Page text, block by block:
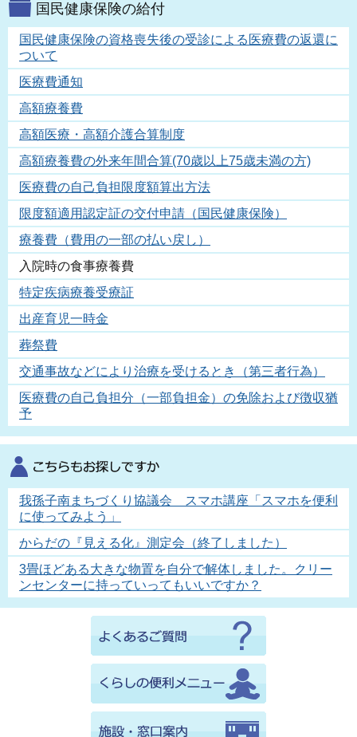
国民健康保険の給付
国民健康保険の資格喪失後の受診による医療費の返還に
ついて
医療費通知
高額療養費
高額医療・高額介護合算制度
高額療養費の外来年間合算(70歳以上75歳未満の方)
医療費の自己負担限度額算出方法
限度額適用認定証の交付申請（国民健康保険）
療養費（費用の一部の払い戻し）
入院時の食事療養費
特定疾病療養受療証
出産育児一時金
葬祭費
交通事故などにより治療を受けるとき（第三者行為）
医療費の自己負担分（一部負担金）の免除および徴収猶
予
我孫子南まちづくり協議会 スマホ講座「スマホを便利
に使ってみよう」
からだの『見える化』測定会（終了しました）
3畳ほどある大きな物置を自分で解体しました。クリー
ンセンターに持っていってもいいですか？